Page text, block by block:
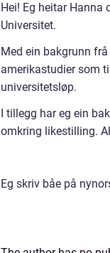
Hei! Eg heitar
Universitet.
Med ein bakgrunn
amerikastudier som
universitetsløp.
I tillegg har eg ein
omkring likestilling.
Eg skriv båe på